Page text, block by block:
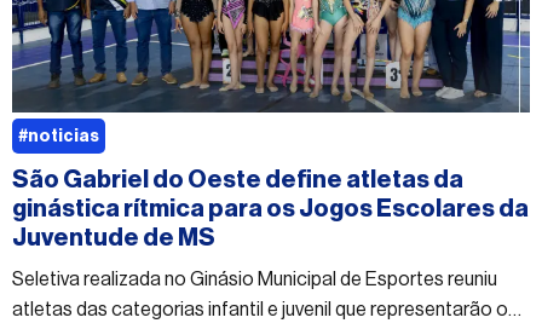
São Gabriel do Oeste define atletas da
ginástica rítmica para os Jogos Escolares da
Juventude de MS
Seletiva realizada no Ginásio Municipal de Esportes reuniu
atletas das categorias infantil e juvenil que representarão o
#noticias